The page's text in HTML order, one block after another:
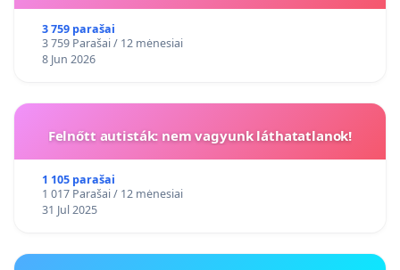
3 759 parašai
3 759 Parašai / 12 mėnesiai
8 Jun 2026
Felnőtt autisták: nem vagyunk láthatatlanok!
1 105 parašai
1 017 Parašai / 12 mėnesiai
31 Jul 2025